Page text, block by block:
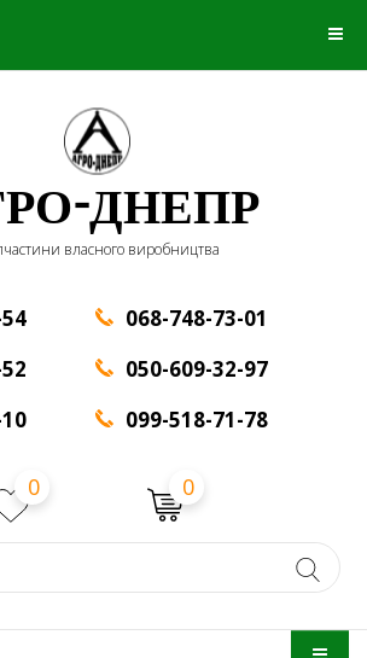
ДНЕПР
власного виробництва
068-748-73-01
050-609-32-97
099-518-71-78
0 0